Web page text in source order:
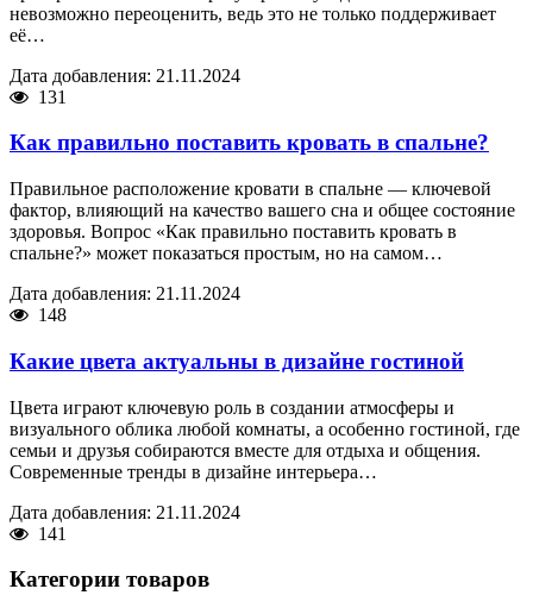
невозможно переоценить, ведь это не только поддерживает
её…
Дата добавления: 21.11.2024
131
Как правильно поставить кровать в спальне?
Правильное расположение кровати в спальне — ключевой
фактор, влияющий на качество вашего сна и общее состояние
здоровья. Вопрос «Как правильно поставить кровать в
спальне?» может показаться простым, но на самом…
Дата добавления: 21.11.2024
148
Какие цвета актуальны в дизайне гостиной
Цвета играют ключевую роль в создании атмосферы и
визуального облика любой комнаты, а особенно гостиной, где
семьи и друзья собираются вместе для отдыха и общения.
Современные тренды в дизайне интерьера…
Дата добавления: 21.11.2024
141
Категории товаров